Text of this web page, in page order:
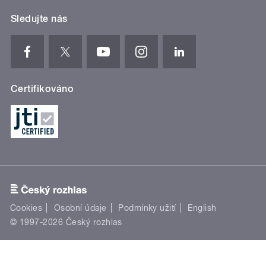
Sledujte nás
Certifikováno
Cookies Osobní údaje Podmínky užití
English
© 1997-2026 Český rozhlas